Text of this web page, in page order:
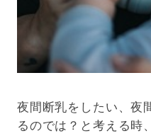
夜間断乳をしたい、夜
るのでは？と考える時